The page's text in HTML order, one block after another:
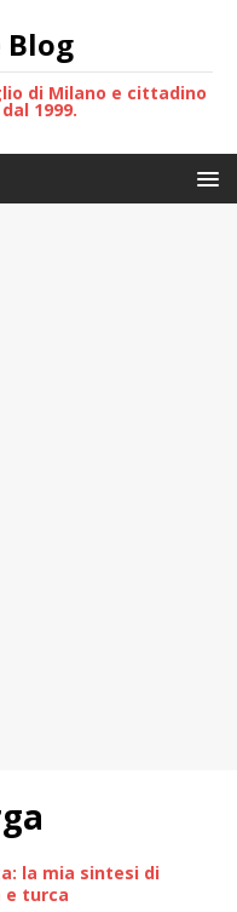
Blog
di Milano e cittadino
1999.
la mia sintesi di
e turca